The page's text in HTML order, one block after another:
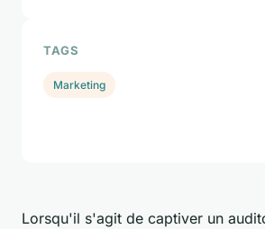
Lorsqu'il s'agit de captiver un
TAGS
Marketing